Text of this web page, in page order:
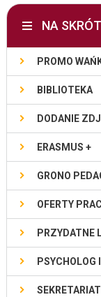
NA
PROMO
BIBLIOTEKA
DODANIE
ERASMUS +
GRONO
OFERTY
PRZYDATNE
PSYCHOLOG
SEKRETARIAT